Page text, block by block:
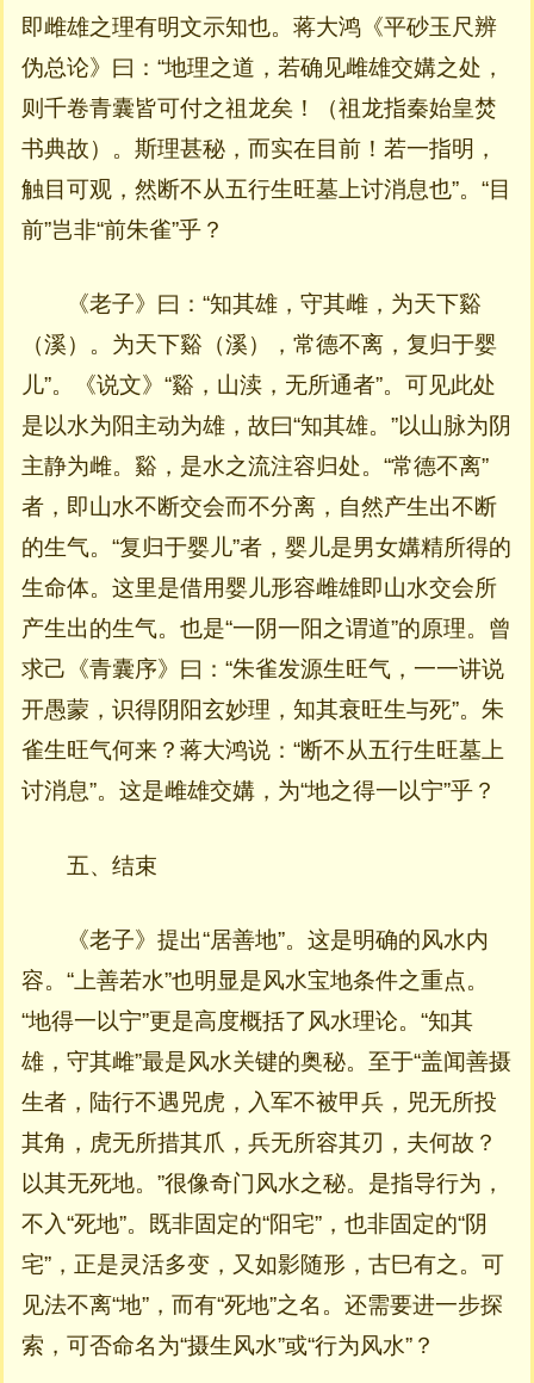
即雌雄之理有明文示知也。蒋大鸿《平砂玉尺辨
伪总论》曰：“地理之道，若确见雌雄交媾之处，
则千卷青囊皆可付之祖龙矣！（祖龙指秦始皇焚
书典故）。斯理甚秘，而实在目前！若一指明，
触目可观，然断不从五行生旺墓上讨消息也”。“目
前”岂非“前朱雀”乎？
《老子》曰：“知其雄，守其雌，为天下谿
（溪）。为天下谿（溪），常德不离，复归于婴
儿”。《说文》“谿，山渎，无所通者”。可见此处
是以水为阳主动为雄，故曰“知其雄。”以山脉为阴
主静为雌。谿，是水之流注容归处。“常德不离”
者，即山水不断交会而不分离，自然产生出不断
的生气。“复归于婴儿”者，婴儿是男女媾精所得的
生命体。这里是借用婴儿形容雌雄即山水交会所
产生出的生气。也是“一阴一阳之谓道”的原理。曾
求己《青囊序》曰：“朱雀发源生旺气，一一讲说
开愚蒙，识得阴阳玄妙理，知其衰旺生与死”。朱
雀生旺气何来？蒋大鸿说：“断不从五行生旺墓上
讨消息”。这是雌雄交媾，为“地之得一以宁”乎？
五、结束
《老子》提出“居善地”。这是明确的风水内
容。“上善若水”也明显是风水宝地条件之重点。
“地得一以宁”更是高度概括了风水理论。“知其
雄，守其雌”最是风水关键的奥秘。至于“盖闻善摄
生者，陆行不遇兕虎，入军不被甲兵，兕无所投
其角，虎无所措其爪，兵无所容其刃，夫何故？
以其无死地。”很像奇门风水之秘。是指导行为，
不入“死地”。既非固定的“阳宅”，也非固定的“阴
宅”，正是灵活多变，又如影随形，古巳有之。可
见法不离“地”，而有“死地”之名。还需要进一步探
索，可否命名为“摄生风水”或“行为风水”？